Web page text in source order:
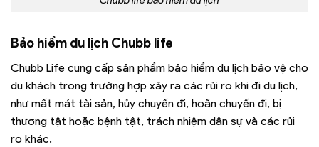
Bảo hiểm du lịch Chubb life
Chubb Life cung cấp sản phẩm bảo hiểm du lịch bảo vệ cho
du khách trong trường hợp xảy ra các rủi ro khi đi du lịch,
như mất mát tài sản, hủy chuyến đi, hoãn chuyến đi, bị
thương tật hoặc bệnh tật, trách nhiệm dân sự và các rủi
ro khác.